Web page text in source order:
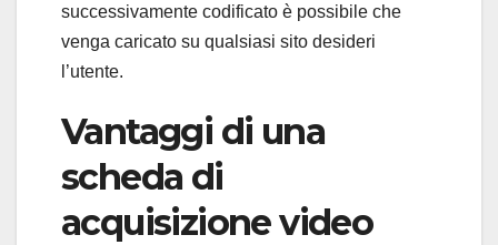
successivamente codificato è possibile che
venga caricato su qualsiasi sito desideri
l’utente.
Vantaggi di una
scheda di
acquisizione video